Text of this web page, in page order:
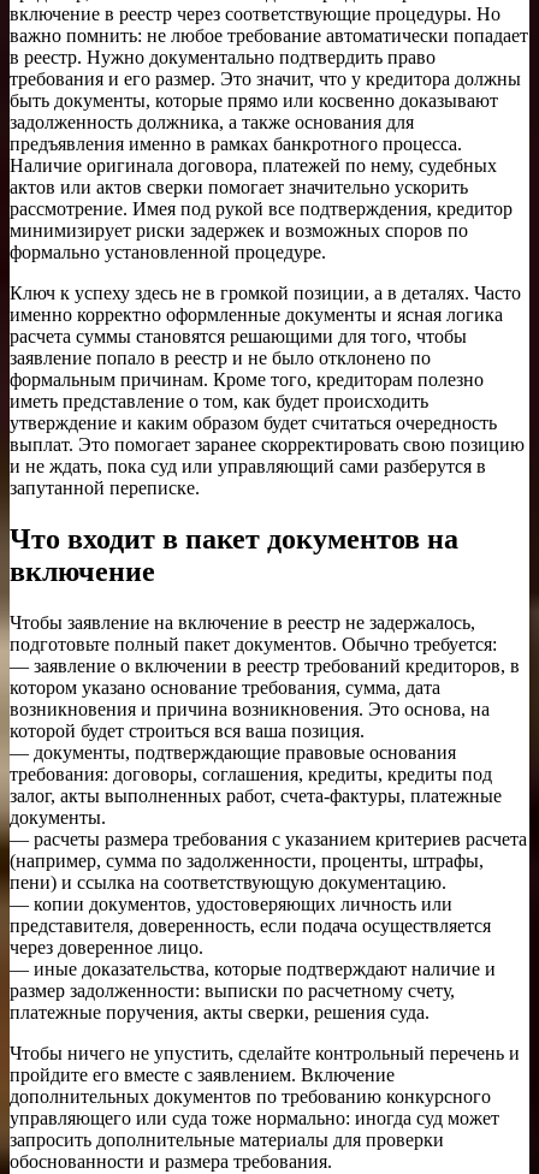
включение в реестр через соответствующие процедуры. Но
важно помнить: не любое требование автоматически попадает
в реестр. Нужно документально подтвердить право
требования и его размер. Это значит, что у кредитора должны
быть документы, которые прямо или косвенно доказывают
задолженность должника, а также основания для
предъявления именно в рамках банкротного процесса.
Наличие оригинала договора, платежей по нему, судебных
актов или актов сверки помогает значительно ускорить
рассмотрение. Имея под рукой все подтверждения, кредитор
минимизирует риски задержек и возможных споров по
формально установленной процедуре.
Ключ к успеху здесь не в громкой позиции, а в деталях. Часто
именно корректно оформленные документы и ясная логика
расчета суммы становятся решающими для того, чтобы
заявление попало в реестр и не было отклонено по
формальным причинам. Кроме того, кредиторам полезно
иметь представление о том, как будет происходить
утверждение и каким образом будет считаться очередность
выплат. Это помогает заранее скорректировать свою позицию
и не ждать, пока суд или управляющий сами разберутся в
запутанной переписке.
Что входит в пакет документов на
включение
Чтобы заявление на включение в реестр не задержалось,
подготовьте полный пакет документов. Обычно требуется:
— заявление о включении в реестр требований кредиторов, в
котором указано основание требования, сумма, дата
возникновения и причина возникновения. Это основа, на
которой будет строиться вся ваша позиция.
— документы, подтверждающие правовые основания
требования: договоры, соглашения, кредиты, кредиты под
залог, акты выполненных работ, счета-фактуры, платежные
документы.
— расчеты размера требования с указанием критериев расчета
(например, сумма по задолженности, проценты, штрафы,
пени) и ссылка на соответствующую документацию.
— копии документов, удостоверяющих личность или
представителя, доверенность, если подача осуществляется
через доверенное лицо.
— иные доказательства, которые подтверждают наличие и
размер задолженности: выписки по расчетному счету,
платежные поручения, акты сверки, решения суда.
Чтобы ничего не упустить, сделайте контрольный перечень и
пройдите его вместе с заявлением. Включение
дополнительных документов по требованию конкурсного
управляющего или суда тоже нормально: иногда суд может
запросить дополнительные материалы для проверки
обоснованности и размера требования.